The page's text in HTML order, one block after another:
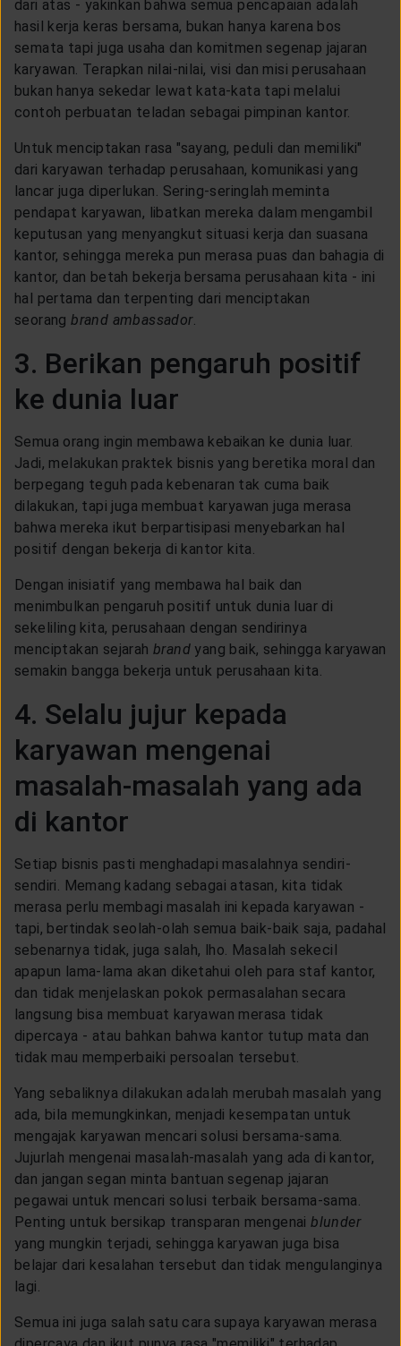
dari atas - yakinkan bahwa semua pencapaian adalah
hasil kerja keras bersama, bukan hanya karena bos
semata tapi juga usaha dan komitmen segenap jajaran
karyawan. Terapkan nilai-nilai, visi dan misi perusahaan
bukan hanya sekedar lewat kata-kata tapi melalui
contoh perbuatan teladan sebagai pimpinan kantor.
Untuk menciptakan rasa "sayang, peduli dan memiliki"
dari karyawan terhadap perusahaan, komunikasi yang
lancar juga diperlukan. Sering-seringlah meminta
pendapat karyawan, libatkan mereka dalam mengambil
keputusan yang menyangkut situasi kerja dan suasana
kantor, sehingga mereka pun merasa puas dan bahagia di
kantor, dan betah bekerja bersama perusahaan kita - ini
hal pertama dan terpenting dari menciptakan
seorangbrand ambassador.
3. Berikan pengaruh positif
ke dunia luar
Semua orang ingin membawa kebaikan ke dunia luar.
Jadi, melakukan praktek bisnis yang beretika moral dan
berpegang teguh pada kebenaran tak cuma baik
dilakukan, tapi juga membuat karyawan juga merasa
bahwa mereka ikut berpartisipasi menyebarkan hal
positif dengan bekerja di kantor kita.
Dengan inisiatif yang membawa hal baik dan
menimbulkan pengaruh positif untuk dunia luar di
sekeliling kita, perusahaan dengan sendirinya
menciptakan sejarah brand yang baik, sehingga karyawan
semakin bangga bekerja untuk perusahaan kita.
4. Selalu jujur kepada
karyawan mengenai
masalah-masalah yang ada
di kantor
Setiap bisnis pasti menghadapi masalahnya sendiri-
sendiri. Memang kadang sebagai atasan, kita tidak
merasa perlu membagi masalah ini kepada karyawan -
tapi, bertindak seolah-olah semua baik-baik saja, padahal
sebenarnya tidak, juga salah, lho. Masalah sekecil
apapun lama-lama akan diketahui oleh para staf kantor,
dan tidak menjelaskan pokok permasalahan secara
langsung bisa membuat karyawan merasa tidak
dipercaya - atau bahkan bahwa kantor tutup mata dan
tidak mau memperbaiki persoalan tersebut.
Yang sebaliknya dilakukan adalah merubah masalah yang
ada, bila memungkinkan, menjadi kesempatan untuk
mengajak karyawan mencari solusi bersama-sama.
Jujurlah mengenai masalah-masalah yang ada di kantor,
dan jangan segan minta bantuan segenap jajaran
pegawai untuk mencari solusi terbaik bersama-sama.
Penting untuk bersikap transparan mengenaiblunder
yang mungkin terjadi, sehingga karyawan juga bisa
belajar dari kesalahan tersebut dan tidak mengulanginya
lagi.
Semua ini juga salah satu cara supaya karyawan merasa